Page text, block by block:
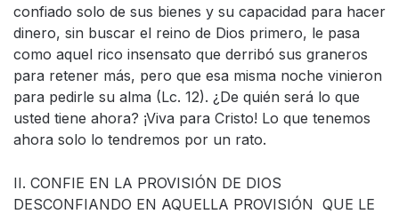
confiado solo de sus bienes y su capacidad para hacer
dinero, sin buscar el reino de Dios primero, le pasa
como aquel rico insensato que derribó sus graneros
para retener más, pero que esa misma noche vinieron
para pedirle su alma (Lc. 12). ¿De quién será lo que
usted tiene ahora? ¡Viva para Cristo! Lo que tenemos
ahora solo lo tendremos por un rato.
II. CONFIE EN LA PROVISIÓN DE DIOS
DESCONFIANDO EN AQUELLA PROVISIÓN QUE LE